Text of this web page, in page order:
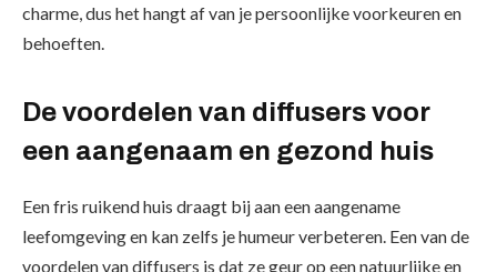
charme, dus het hangt af van je persoonlijke voorkeuren en
behoeften.
De voordelen van diffusers voor
een aangenaam en gezond huis
Een fris ruikend huis draagt bij aan een aangename
leefomgeving en kan zelfs je humeur verbeteren. Een van de
voordelen van diffusers is dat ze geur op een natuurlijke en